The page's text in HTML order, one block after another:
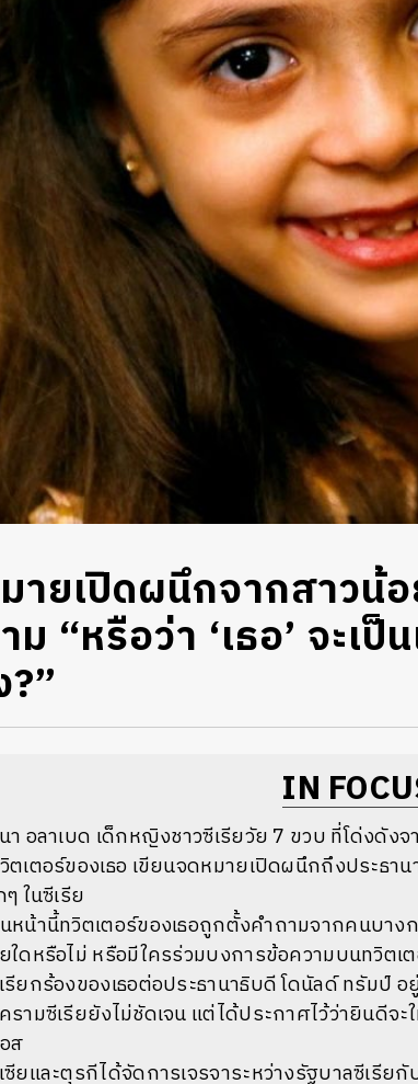
ายเปิดผนึกจากสาวน้
ม “หรือว่า ‘เธอ’ จะเ
IN
า อลาเบด เด็กหญิงชาวซีเรียวัย 7 ขวบ ที่โด่งดัง
ตเตอร์ของเธอ เขียนจดหมายเปิดผนึกถึงประธา
ๆ ในซีเรีย
หน้านี้ทวิตเตอร์ของเธอถูกตั้งคำถามจากคนบาง
ใดหรือไม่ หรือมีใครร่วมบงการข้อความบนทวิตเต
รียกร้องของเธอต่อประธานาธิบดี โดนัลด์ ทรัมป์
รามซีเรียยังไม่ชัดเจน แต่ได้ประกาศไว้ว่ายินดีจ
ส
ซียและตุรกีได้จัดการเจรจาระหว่างรัฐบาลซีเรี